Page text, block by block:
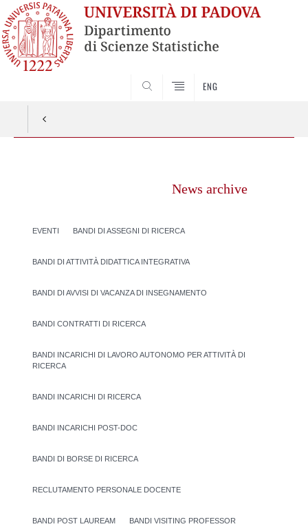
ENG
News archive
EVENTI BANDI DI ASSEGNI DI RICERCA
BANDI DI ATTIVITÀ DIDATTICA INTEGRATIVA
BANDI DI AVVISI DI VACANZA DI INSEGNAMENTO
BANDI CONTRATTI DI RICERCA
BANDI INCARICHI DI LAVORO AUTONOMO PER ATTIVITÀ DI
RICERCA
BANDI INCARICHI DI RICERCA
BANDI INCARICHI POST-DOC
BANDI DI BORSE DI RICERCA
RECLUTAMENTO PERSONALE DOCENTE
BANDI POST LAUREAM BANDI VISITING PROFESSOR